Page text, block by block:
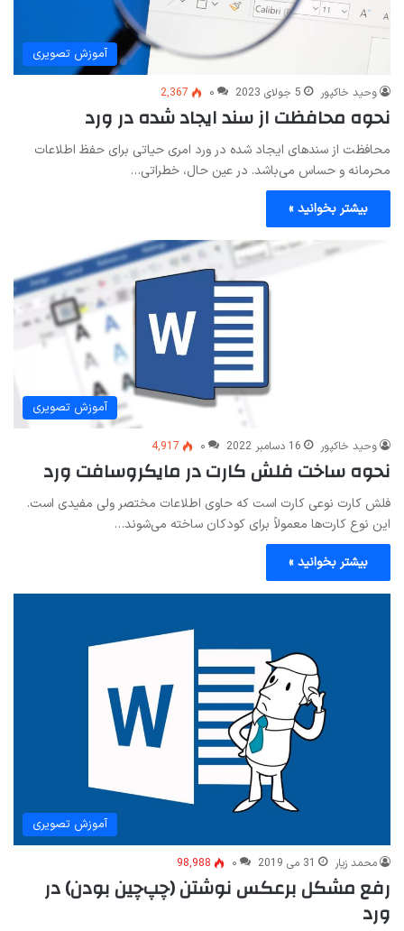
آموزش تصویری
وحید خاکپور 5 جولای 2023 ۰ 2,367
نحوه محافظت از سند ایجاد شده در ورد
محافظت از سندهای ایجاد شده در ورد امری حیاتی برای حفظ اطلاعات
محرمانه و حساس می‌باشد. در عین حال، خطراتی…
بیشتر بخوانید »
آموزش تصویری
وحید خاکپور 16 دسامبر 2022 ۰ 4,917
نحوه ساخت فلش کارت در مایکروسافت ورد
فلش کارت نوعی کارت است که حاوی اطلاعات مختصر ولی مفیدی است.
این نوع کارت‌ها معمولاً برای کودکان ساخته می‌شوند…
بیشتر بخوانید »
آموزش تصویری
محمد زیار 31 می 2019 ۰ 98,988
رفع مشکل برعکس نوشتن (چپ‌چین بودن) در
ورد